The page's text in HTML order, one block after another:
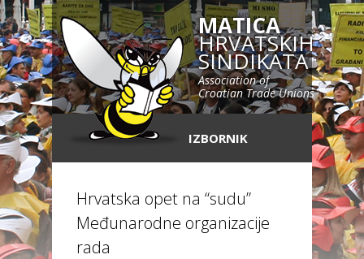
MATICA
HRVATSKIH
SINDIKATA
Association of
Croatian Trade Unions
IZBORNIK
Hrvatska opet na “sudu”
Međunarodne organizacije
rada